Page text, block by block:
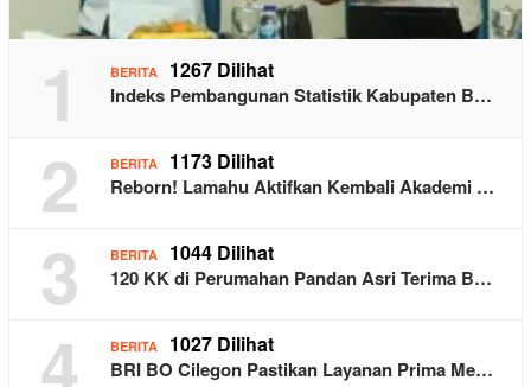
1 BERITA 1267 Dilihat
Indeks Pembangunan Statistik Kabupaten B…
2 BERITA 1173 Dilihat
Reborn! Lamahu Aktifkan Kembali Akademi …
3 BERITA 1044 Dilihat
120 KK di Perumahan Pandan Asri Terima B…
4 BERITA 1027 Dilihat
BRI BO Cilegon Pastikan Layanan Prima Me…